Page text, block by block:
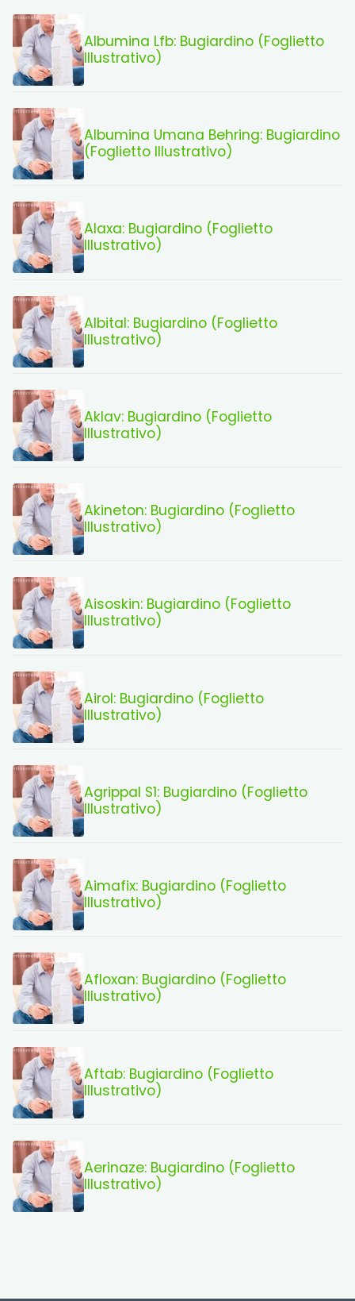
Albumina Lfb: Bugiardino (Foglietto
Illustrativo)
Albumina Umana Behring: Bugiardino
(Foglietto Illustrativo)
Alaxa: Bugiardino (Foglietto
Illustrativo)
Albital: Bugiardino (Foglietto
Illustrativo)
Aklav: Bugiardino (Foglietto
Illustrativo)
Akineton: Bugiardino (Foglietto
Illustrativo)
Aisoskin: Bugiardino (Foglietto
Illustrativo)
Airol: Bugiardino (Foglietto
Illustrativo)
Agrippal S1: Bugiardino (Foglietto
Illustrativo)
Aimafix: Bugiardino (Foglietto
Illustrativo)
Afloxan: Bugiardino (Foglietto
Illustrativo)
Aftab: Bugiardino (Foglietto
Illustrativo)
Aerinaze: Bugiardino (Foglietto
Illustrativo)